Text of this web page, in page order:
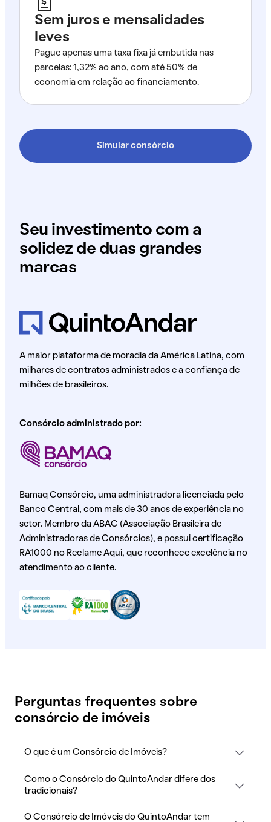
Sem juros e mensalidades
leves
Pague apenas uma taxa fixa já embutida nas
parcelas: 1,32% ao ano, com até 50% de
economia em relação ao financiamento.
Simular consórcio
Seu investimento com a
solidez de duas grandes
marcas
A maior plataforma de moradia da América Latina, com
milhares de contratos administrados e a confiança de
milhões de brasileiros.
Consórcio administrado por:
Bamaq Consórcio, uma administradora licenciada pelo
Banco Central, com mais de 30 anos de experiência no
setor. Membro da ABAC (Associação Brasileira de
Administradoras de Consórcios), e possui certificação
RA1000 no Reclame Aqui, que reconhece excelência no
atendimento ao cliente.
Perguntas frequentes sobre
consórcio de imóveis
O que é um Consórcio de Imóveis?
Como o Consórcio do QuintoAndar difere dos
tradicionais?
O Consórcio de Imóveis do QuintoAndar tem